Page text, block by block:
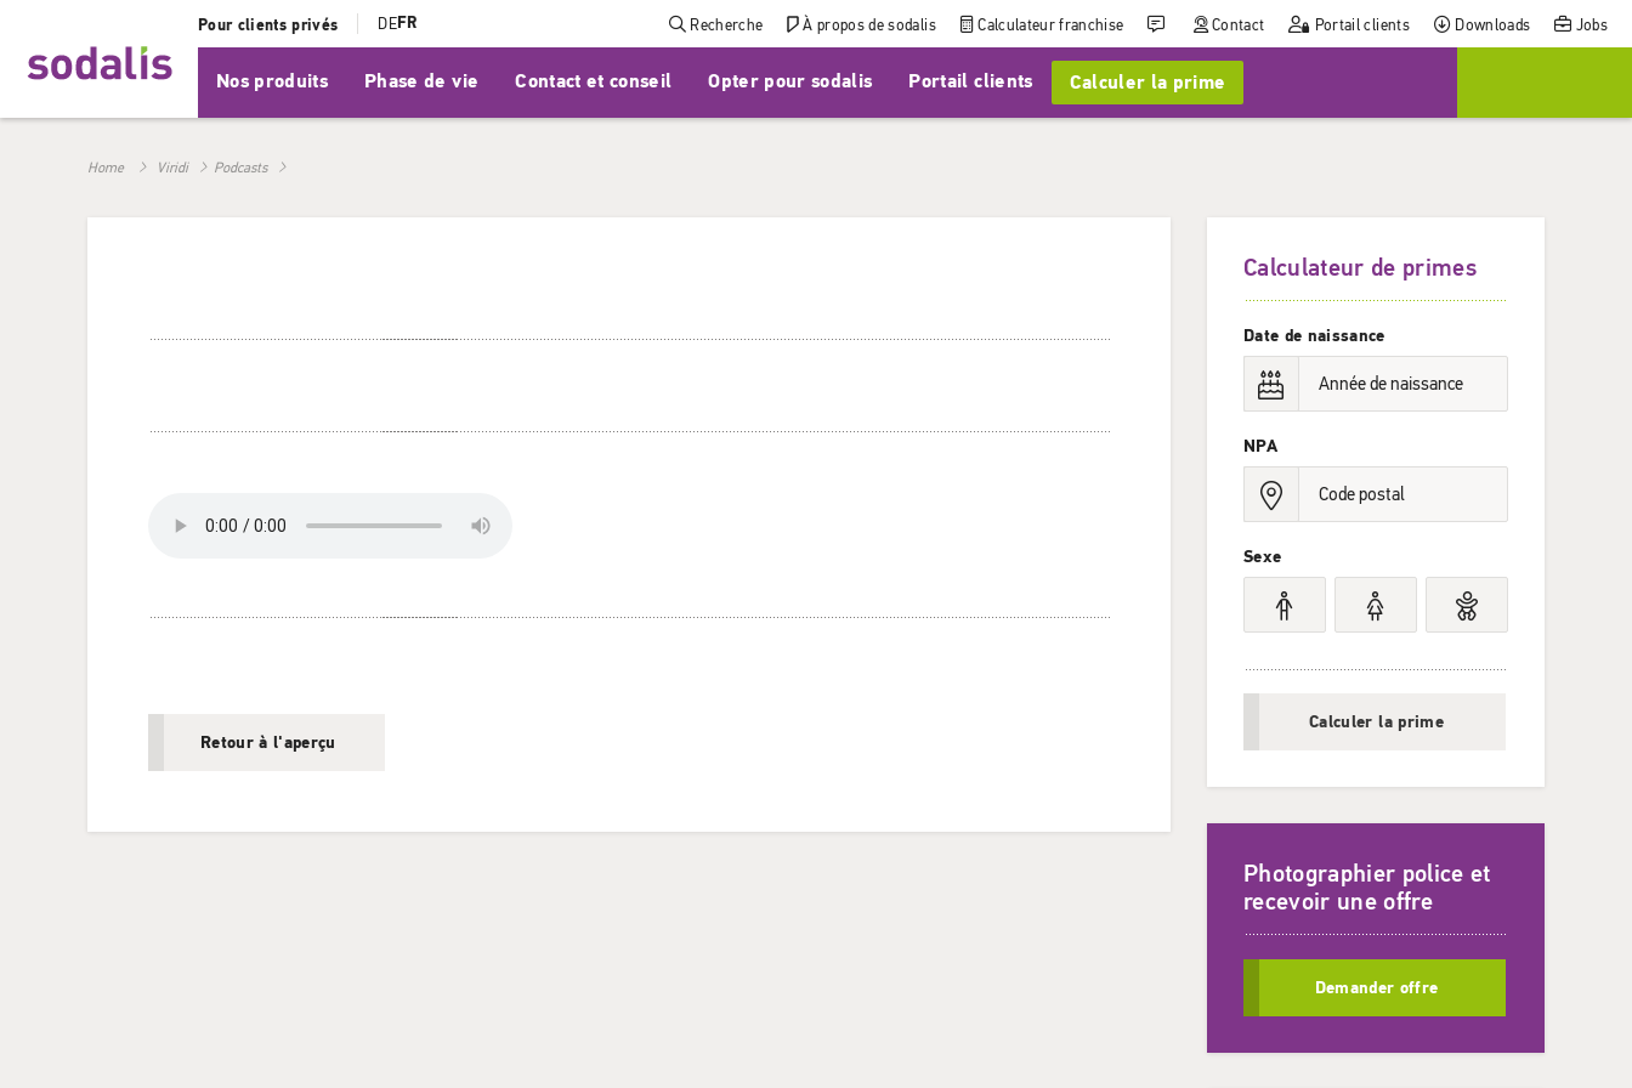
Pour clients privés DE FR Recherche À propos de sodalis Calculateur franchise Contact Portail clients Downloads Jobs
Nos produits Phase de vie Contact et conseil Opter pour sodalis Portail clients Calculer la prime
Home Viridi Podcasts
Retour à l'aperçu
Calculateur de primes
Date de naissance
NPA
Sexe
Calculer la prime
Photographier police et
recevoir une offre
Demander offre